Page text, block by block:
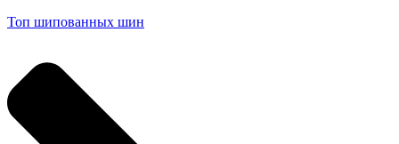
Топ шипованных шин